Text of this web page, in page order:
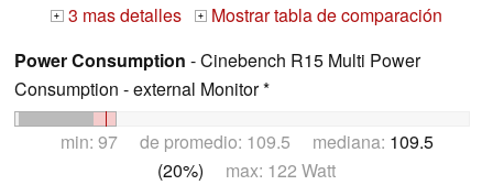
+ 3 mas detalles +
Mostrar tabla de comparación
Power Consumption - Cinebench R15 Multi Power
Consumption - external Monitor *
min: 97 de promedio: 109.5 mediana: 109.5
(20%) max: 122 Watt